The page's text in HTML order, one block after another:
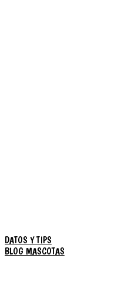
DATOS Y TIPS
BLOG MASCOTAS